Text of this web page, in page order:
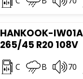
HANKOOK-IW01A
265/45 R20 108V
C B 70